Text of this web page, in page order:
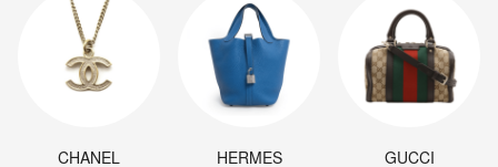
CHANEL HERMES GUCCI